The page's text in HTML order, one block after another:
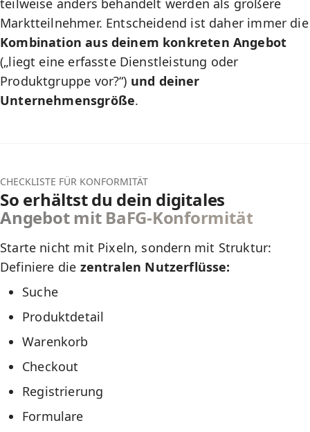
teilweise anders behandelt werden als größere
Marktteilnehmer. Entscheidend ist daher immer die
Kombination aus deinem konkreten Angebot
(„liegt eine erfasste Dienstleistung oder
Produktgruppe vor?“) und deiner
Unternehmensgröße.
CHECKLISTE FÜR KONFORMITÄT
So erhältst du dein digitales
Angebot mit BaFG-Konformität
Starte nicht mit Pixeln, sondern mit Struktur:
Definiere die zentralen Nutzerflüsse:
Suche
Produktdetail
Warenkorb
Checkout
Registrierung
Formulare